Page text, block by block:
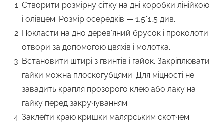
Створити розмірну сітку на дні коробки лінійкою
і олівцем. Розмір осередків — 1,5*1,5 див.
Покласти на дно дерев’яний брусок і проколоти
отвори за допомогою цвяхів і молотка.
Встановити штирі з гвинтів і гайок. Закріплювати
гайки можна плоскогубцями. Для міцності не
завадить крапля прозорого клею або лаку на
гайку перед закручуванням.
Заклеїти краю кришки малярським скотчем.